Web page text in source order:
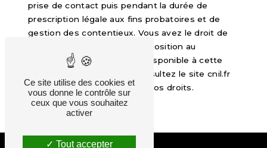
prise de contact puis pendant la durée de
prescription légale aux fins probatoires et de
gestion des contentieux. Vous avez le droit de
vous inscrire sur la liste d'opposition au
démarchage téléphonique, disponible à cette
. Consultez le site cnil.fr
pour plus d’informations sur vos droits.
Ce site utilise des cookies et
vous donne le contrôle sur
ceux que vous souhaitez
activer
Tout accepter